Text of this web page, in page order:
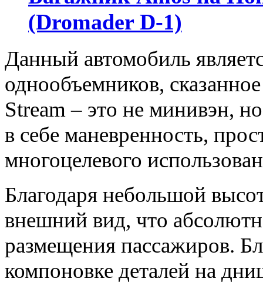
(Dromader D-1)
Данный автомобиль
однообъемников,
Stream – это не минивэн,
в себе маневренность,
многоцелевого
Благодаря небольшой
внешний вид, что
размещения пассажиров.
компоновке деталей на